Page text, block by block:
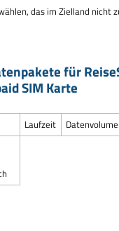
das im Zielland nicht
für
SIM Karte
Laufzeit